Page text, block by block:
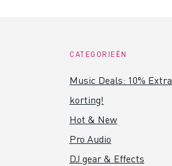
CATEGORIEËN
Music Deals: 10% Extra
korting!
Hot & New
Pro Audio
DJ gear & Effects